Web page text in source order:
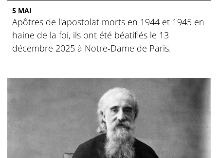
5 MAI
Apôtres de l'apostolat morts en 1944 et 1945 en
haine de la foi, ils ont été béatifiés le 13
décembre 2025 à Notre-Dame de Paris.